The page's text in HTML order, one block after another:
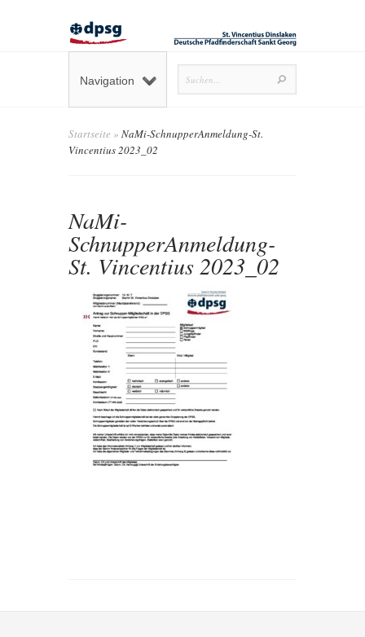
Navigation
Startseite » NaMi-SchnupperAnmeldung-St.
Vincentius 2023_02
NaMi-
SchnupperAnmeldung-
St. Vincentius 2023_02